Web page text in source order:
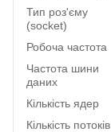
Тип роз'єму
(socket)
Робоча частота
Частота шини
даних
Кількість ядер
Кількість потоків